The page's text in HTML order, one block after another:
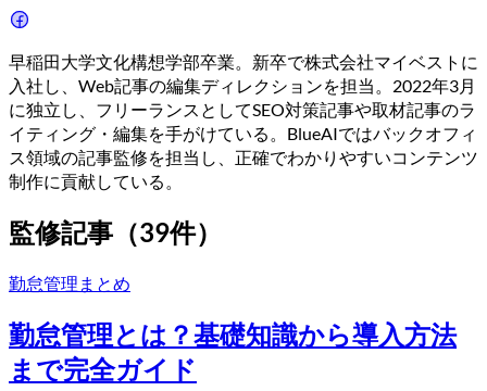
早稲田大学文化構想学部卒業。新卒で株式会社マイベストに
入社し、Web記事の編集ディレクションを担当。2022年3月
に独立し、フリーランスとしてSEO対策記事や取材記事のラ
イティング・編集を手がけている。BlueAIではバックオフィ
ス領域の記事監修を担当し、正確でわかりやすいコンテンツ
制作に貢献している。
監修記事（39件）
勤怠管理 まとめ
勤怠管理とは？基礎知識から導入方法
まで完全ガイド